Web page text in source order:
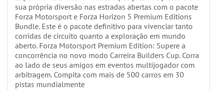
sua própria diversão nas estradas abertas com o pacote
Forza Motorsport e Forza Horizon 5 Premium Editions
Bundle. Este é o pacote definitivo para vivenciar tanto
corridas de circuito quanto a exploração em mundo
aberto. Forza Motorsport Premium Edition: Supere a
concorrência no novo modo Carreira Builders Cup. Corra
ao lado de seus amigos em eventos multijogador com
arbitragem. Compita com mais de 500 carros em 30
pistas mundialmente